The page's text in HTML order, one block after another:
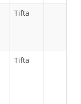
Tifta
Tifta